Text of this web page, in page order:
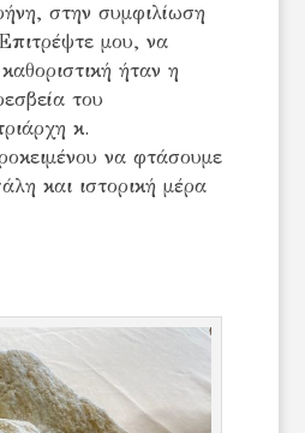
στην συμφιλίωση
μου, να
ήταν η
του
κ.
να φτάσουμε
και ιστορική μέρα